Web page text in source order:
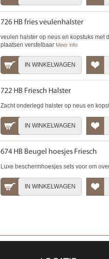
726 HB fries veulenhalster
veulen halster op neus en kopstuks met
plaatsen verstelbaar Meer info
IN WINKELWAGEN
722 HB Friesch Halster
Zacht onderlegd halster op neus en
IN WINKELWAGEN
674 HB Beugel hoesjes Friesch
Luxe beschermhoesjes sets voor om
IN WINKELWAGEN